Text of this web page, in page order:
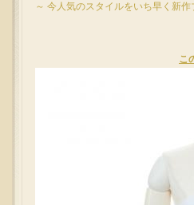
～ 今人気のスタイルをいち早く新
こ